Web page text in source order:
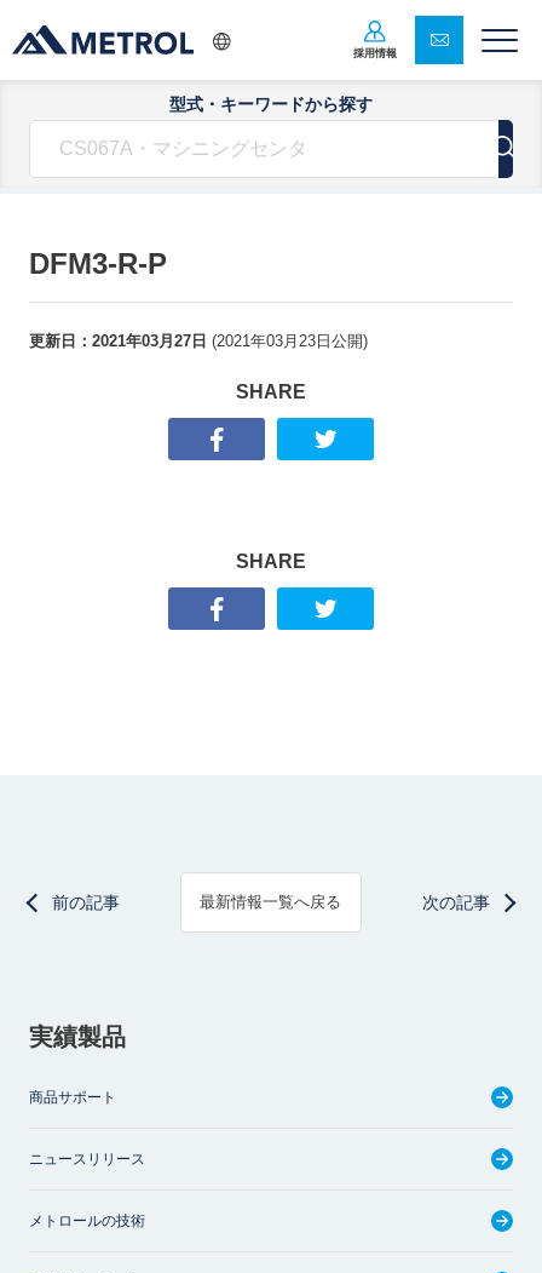
採用情報
型式・キーワードから探す
DFM3-R-P
更新日： 2021年03月27日 (2021年03月23日 公開)
SHARE
SHARE
前の記事 最新情報一覧へ戻る 次の記事
実績製品
商品サポート
ニュースリリース
メトロールの技術